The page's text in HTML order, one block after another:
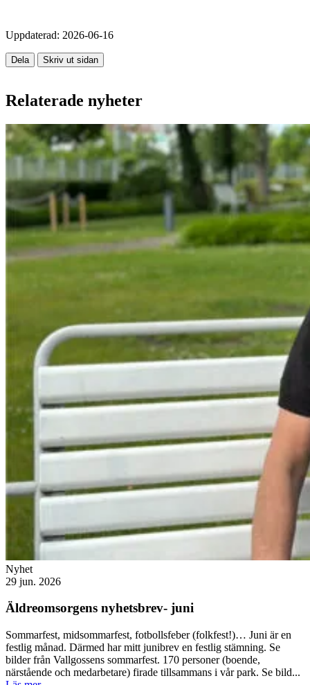
Uppdaterad: 2026-06-16
Dela Skriv ut sidan
Relaterade nyheter
Nyhet
29 jun. 2026
Äldreomsorgens nyhetsbrev- juni
Sommarfest, midsommarfest, fotbollsfeber (folkfest!)… Juni är en
festlig månad. Därmed har mitt junibrev en festlig stämning. Se
bilder från Vallgossens sommarfest. 170 personer (boende,
närstående och medarbetare) firade tillsammans i vår park. Se bild...